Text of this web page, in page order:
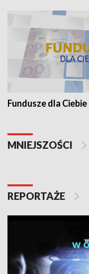
Fundusze dla Ciebie
MNIEJSZOŚCI
REPORTAŻE